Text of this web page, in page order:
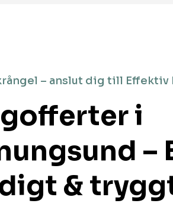
– anslut dig till Effektiv
i
–
&